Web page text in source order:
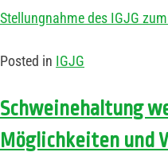
Stellungnahme des IGJG
Posted in IGJG
Schweinehaltung
Möglichkeiten und